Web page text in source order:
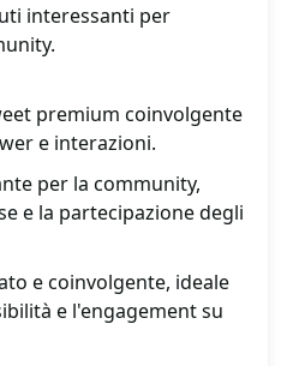
interessanti per
premium coinvolgente
e interazioni.
per la community,
e la partecipazione degli
e coinvolgente, ideale
e l'engagement su